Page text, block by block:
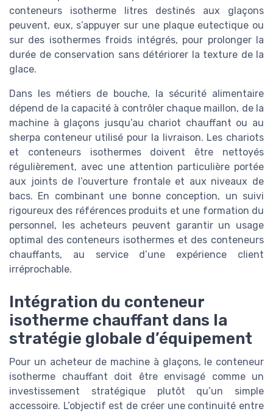
conteneurs isotherme litres destinés aux glaçons
peuvent, eux, s’appuyer sur une plaque eutectique ou
sur des isothermes froids intégrés, pour prolonger la
durée de conservation sans détériorer la texture de la
glace.
Dans les métiers de bouche, la sécurité alimentaire
dépend de la capacité à contrôler chaque maillon, de la
machine à glaçons jusqu’au chariot chauffant ou au
sherpa conteneur utilisé pour la livraison. Les chariots
et conteneurs isothermes doivent être nettoyés
régulièrement, avec une attention particulière portée
aux joints de l’ouverture frontale et aux niveaux de
bacs. En combinant une bonne conception, un suivi
rigoureux des références produits et une formation du
personnel, les acheteurs peuvent garantir un usage
optimal des conteneurs isothermes et des conteneurs
chauffants, au service d’une expérience client
irréprochable.
Intégration du conteneur
isotherme chauffant dans la
stratégie globale d’équipement
Pour un acheteur de machine à glaçons, le conteneur
isotherme chauffant doit être envisagé comme un
investissement stratégique plutôt qu’un simple
accessoire. L’objectif est de créer une continuité entre